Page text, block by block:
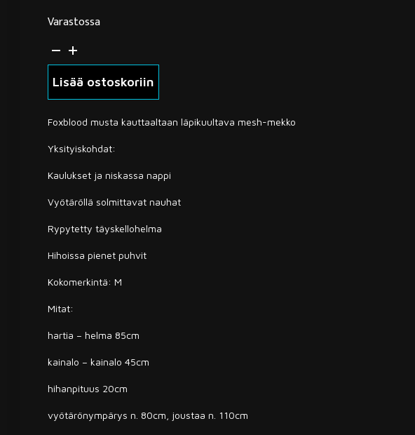
Varastossa
Foxblood
musta
mesh-
mekko
M
määrä
Lisää ostoskoriin
Foxblood musta kauttaaltaan läpikuultava mesh-mekko
Yksityiskohdat:
Kaulukset ja niskassa nappi
Vyötäröllä solmittavat nauhat
Rypytetty täyskellohelma
Hihoissa pienet puhvit
Kokomerkintä: M
Mitat:
hartia – helma 85cm
kainalo – kainalo 45cm
hihanpituus 20cm
vyötärönympärys n. 80cm, joustaa n. 110cm